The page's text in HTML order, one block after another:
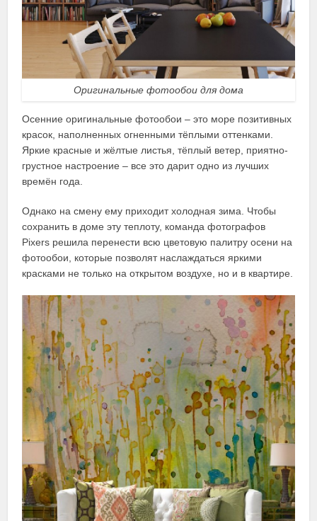
Оригинальные фотообои для дома
Осенние оригинальные фотообои – это море позитивных
красок, наполненных огненными тёплыми оттенками.
Яркие красные и жёлтые листья, тёплый ветер, приятно-
грустное настроение – все это дарит одно из лучших
времён года.
Однако на смену ему приходит холодная зима. Чтобы
сохранить в доме эту теплоту, команда фотографов
Pixers решила перенести всю цветовую палитру осени на
фотообои, которые позволят наслаждаться яркими
красками не только на открытом воздухе, но и в квартире.